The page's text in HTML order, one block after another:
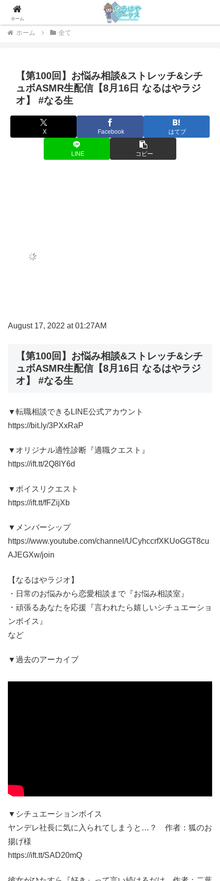
社会人のためのお役立ちメディア
ホーム 全て
【第100回】お悩み相談&ストレッチ&シチ
ュボASMR生配信【8月16日 なるはやラジ
オ】 #なる生
X Facebook はてブ
LINE コピー
August 17, 2022 at 01:27AM
【第100回】お悩み相談&ストレッチ&シチ
ュボASMR生配信【8月16日 なるはやラジ
オ】 #なる生
▼転職相談できるLINE公式アカウント
https://bit.ly/3PXxRaP
▼オリジナル適性診断『適職クエスト』
https://ift.tt/2Q8lY6d
▼ボイスリクエスト
https://ift.tt/fFZijXb
▼メンバーシップ
https://www.youtube.com/channel/UCyhccrfXKUoGGT8cu
AJEGXw/join
【なるはやラジオ】
・日常のお悩みから恋愛相談まで『お悩み相談室』
・頑張るあなたを応援『言われたら嬉しいシチュエーショ
ンボイス』
など
▼過去のアーカイブ
▼シチュエーションボイス
ヤンデレ社長に気に入られてしまうと…？ 作者：狐のお
揚げ様
https://ift.tt/SAD20mQ
ホーム